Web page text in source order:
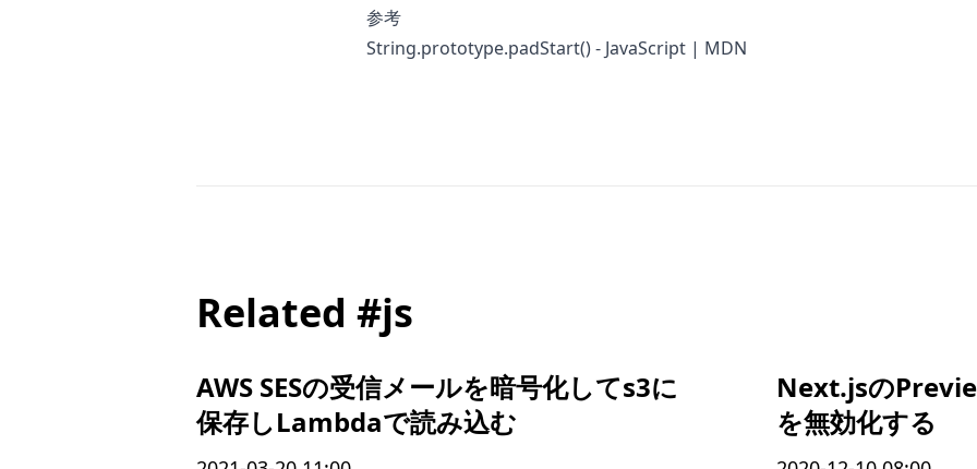
参考
String.prototype.padStart() - JavaScript | MDN
Related #js
AWS SESの受信メールを暗号化してs3に
保存しLambdaで読み込む
Next.jsの
を無効化する